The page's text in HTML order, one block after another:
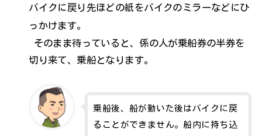
バイクに戻り先ほどの紙をバイクのミラーなどにひ
っかけます。
そのまま待っていると、係の人が乗船券の半券を
切り来て、乗船となります。
乗船後、船が動いた後はバイクに戻
ることができません。船内に持ち込